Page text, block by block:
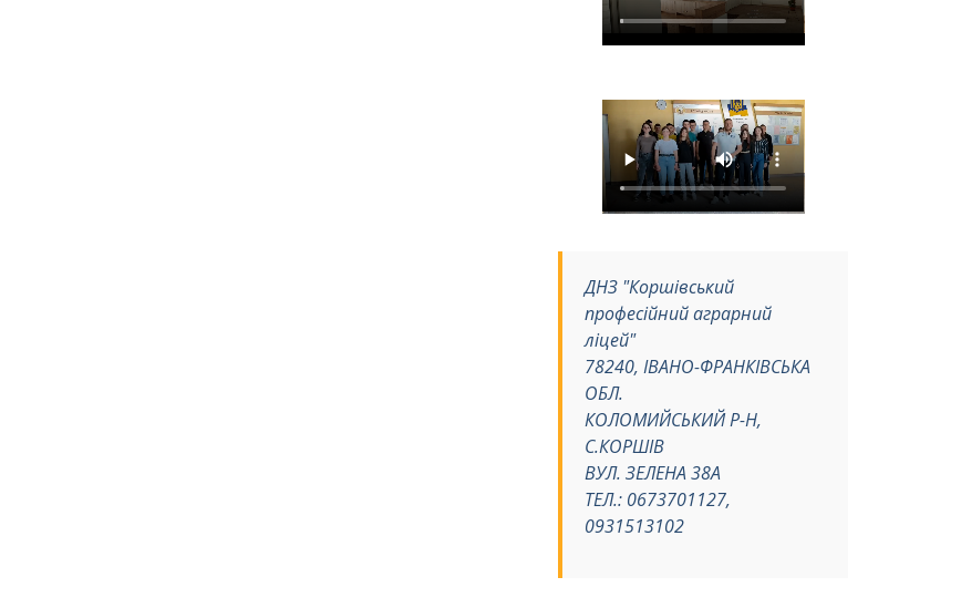
ДНЗ "Коршівський
професійний аграрний
ліцей"
78240, ІВАНО-ФРАНКІВСЬКА
ОБЛ.
КОЛОМИЙСЬКИЙ Р-Н,
С.КОРШІВ
ВУЛ. ЗЕЛЕНА 38А
ТЕЛ.: 0673701127,
0931513102